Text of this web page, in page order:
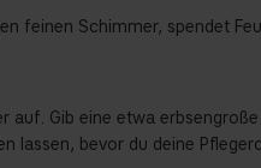
feinen Schimmer, spendet
Gib eine etwa
lassen, bevor du deine